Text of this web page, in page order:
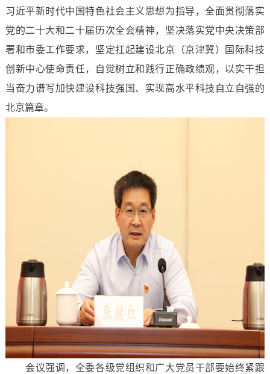
习近平新时代中国特色社会主义思想为指导，全面贯彻落实
党的二十大和二十届历次全会精神，坚决落实党中央决策部
署和市委工作要求，坚定扛起建设北京（京津冀）国际科技
创新中心使命责任，自觉树立和践行正确政绩观，以实干担
当奋力谱写加快建设科技强国、实现高水平科技自立自强的
北京篇章。
会议强调，全委各级党组织和广大党员干部要始终紧跟